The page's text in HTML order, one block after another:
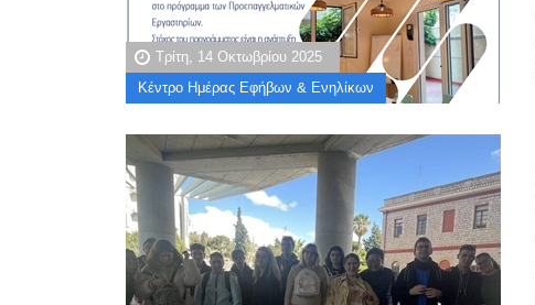
Τρίτη, 14 Οκτωβρίου 2025
Κέντρο Ημέρας Εφήβων & Ενηλίκων